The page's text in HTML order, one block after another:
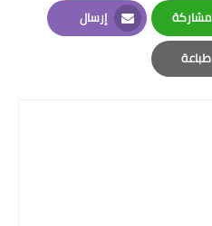
مشاركة
Whatsapp
إرسال
Email
طباعة
Print